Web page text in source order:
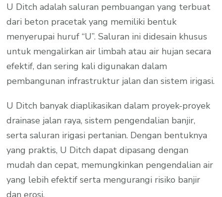
U Ditch adalah saluran pembuangan yang terbuat
dari beton pracetak yang memiliki bentuk
menyerupai huruf “U”. Saluran ini didesain khusus
untuk mengalirkan air limbah atau air hujan secara
efektif, dan sering kali digunakan dalam
pembangunan infrastruktur jalan dan sistem irigasi.
U Ditch banyak diaplikasikan dalam proyek-proyek
drainase jalan raya, sistem pengendalian banjir,
serta saluran irigasi pertanian. Dengan bentuknya
yang praktis, U Ditch dapat dipasang dengan
mudah dan cepat, memungkinkan pengendalian air
yang lebih efektif serta mengurangi risiko banjir
dan erosi.